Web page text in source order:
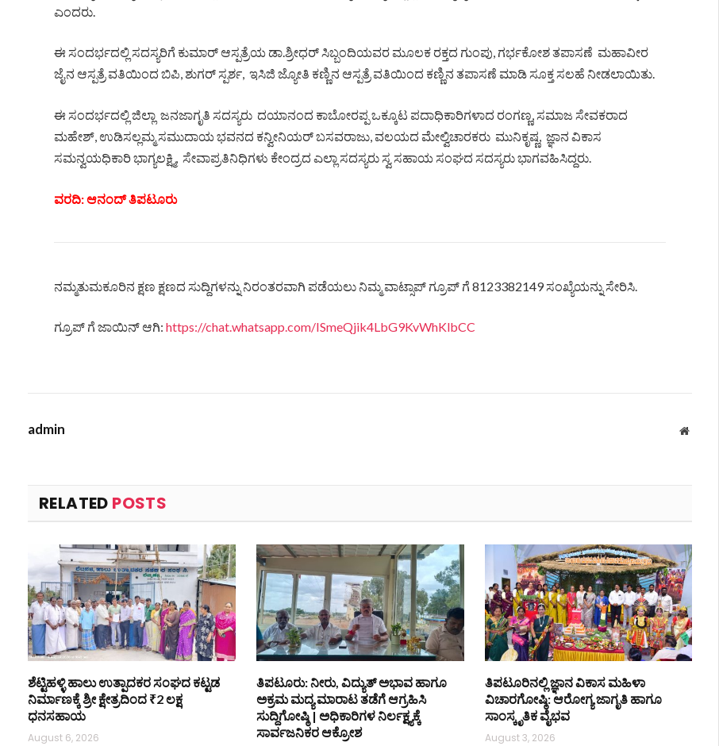
ಎಂದರು.
ಈ ಸಂದರ್ಭದಲ್ಲಿ ಸದಸ್ಯರಿಗೆ ಕುಮಾರ್ ಆಸ್ಪತ್ರೆಯ ಡಾ.ಶ್ರೀಧರ್ ಸಿಬ್ಬಂದಿಯವರ ಮೂಲಕ ರಕ್ತದ ಗುಂಪು, ಗರ್ಭಕೋಶ ತಪಾಸಣೆ ಮಹಾವೀರ
ಜೈನ ಆಸ್ಪತ್ರೆ ವತಿಯಿಂದ ಬಿಪಿ, ಶುಗರ್ ಸ್ಪರ್ಶ, ಇಸಿಜಿ ಜ್ಯೋತಿ ಕಣ್ಣಿನ ಆಸ್ಪತ್ರೆ ವತಿಯಿಂದ ಕಣ್ಣಿನ ತಪಾಸಣೆ ಮಾಡಿ ಸೂಕ್ತ ಸಲಹೆ ನೀಡಲಾಯಿತು.
ಈ ಸಂದರ್ಭದಲ್ಲಿ ಜಿಲ್ಲಾ ಜನಜಾಗೃತಿ ಸದಸ್ಯರು ದಯಾನಂದ ಕಾಬೋರಪ್ಪ ಒಕ್ಕೂಟ ಪದಾಧಿಕಾರಿಗಳಾದ ರಂಗಣ್ಣ, ಸಮಾಜ ಸೇವಕರಾದ
ಮಹೇಶ್, ಉಡಿಸಲ್ಲಮ್ಮ ಸಮುದಾಯ ಭವನದ ಕನ್ವೀನಿಯರ್ ಬಸವರಾಜು, ವಲಯದ ಮೇಲ್ವಿಚಾರಕರು ಮುನಿಕೃಷ್ಣ, ಜ್ಞಾನ ವಿಕಾಸ
ಸಮನ್ವಯಧಿಕಾರಿ ಭಾಗ್ಯಲಕ್ಷ್ಮಿ, ಸೇವಾಪ್ರತಿನಿಧಿಗಳು ಕೇಂದ್ರದ ಎಲ್ಲಾ ಸದಸ್ಯರು ಸ್ವ ಸಹಾಯ ಸಂಘದ ಸದಸ್ಯರು ಭಾಗವಹಿಸಿದ್ದರು.
ವರದಿ: ಆನಂದ್ ತಿಪಟೂರು
ನಮ್ಮತುಮಕೂರಿನ ಕ್ಷಣ ಕ್ಷಣದ ಸುದ್ದಿಗಳನ್ನು ನಿರಂತರವಾಗಿ ಪಡೆಯಲು ನಿಮ್ಮ ವಾಟ್ಸಾಪ್ ಗ್ರೂಪ್ ಗೆ 8123382149 ಸಂಖ್ಯೆಯನ್ನು ಸೇರಿಸಿ.
ಗ್ರೂಪ್ ಗೆ ಜಾಯಿನ್ ಆಗಿ: https://chat.whatsapp.com/ISmeQjik4LbG9KvWhKlbCC
admin Website
RELATED POSTS
ಶೆಟ್ಟಿಹಳ್ಳಿ ಹಾಲು ಉತ್ಪಾದಕರ ಸಂಘದ ಕಟ್ಟಡ
ನಿರ್ಮಾಣಕ್ಕೆ ಶ್ರೀ ಕ್ಷೇತ್ರದಿಂದ ₹2 ಲಕ್ಷ
ಧನಸಹಾಯ
August 6, 2026
ತಿಪಟೂರು: ನೀರು, ವಿದ್ಯುತ್ ಅಭಾವ ಹಾಗೂ
ಅಕ್ರಮ ಮದ್ಯ ಮಾರಾಟ ತಡೆಗೆ ಆಗ್ರಹಿಸಿ
ಸುದ್ದಿಗೋಷ್ಠಿ | ಅಧಿಕಾರಿಗಳ ನಿರ್ಲಕ್ಷ್ಯಕ್ಕೆ
ಸಾರ್ವಜನಿಕರ ಆಕ್ರೋಶ
ತಿಪಟೂರಿನಲ್ಲಿ ಜ್ಞಾನ ವಿಕಾಸ ಮಹಿಳಾ
ವಿಚಾರಗೋಷ್ಠಿ: ಆರೋಗ್ಯ ಜಾಗೃತಿ ಹಾಗೂ
ಸಾಂಸ್ಕೃತಿಕ ವೈಭವ
August 3, 2026